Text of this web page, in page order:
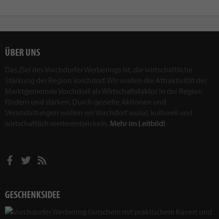
ÜBER UNS
Das Ziel des Vorchdorfer Werberings ist, die wirtschaftliche
Stärkung der Region Vorchdorf. Wir wollen die Attraktivität der
Marktgemeinde Vorchdorf als Wirtschaftsfaktor in der Region
fördern und stärken. Durch gezielte Aktionen und
Veranstaltungen wollen wir Vorchdorf sozial, kulturell und
wirtschaftlich weiterentwickeln. Mehr im Leitbild!
GESCHENKSIDEE